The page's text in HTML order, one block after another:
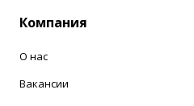
Компания
О нас
Вакансии